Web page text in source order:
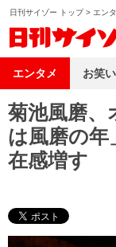
日刊サイゾー トップ> エン
菊池風磨、
は風磨の
在感増す
エンタメ お笑い